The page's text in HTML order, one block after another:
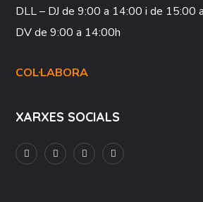
DLL – DJde 9:00 a 14:00 i de 15:00
DVde 9:00 a 14:00h
COL·LABORA
XARXES SOCIALS